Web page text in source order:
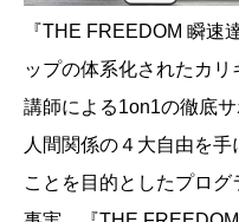
『THE FREEDOM 瞬速
ップの体系化されたカ
講師による1on1の徹底
人間関係の４大自由を
ことを目的としたプログ